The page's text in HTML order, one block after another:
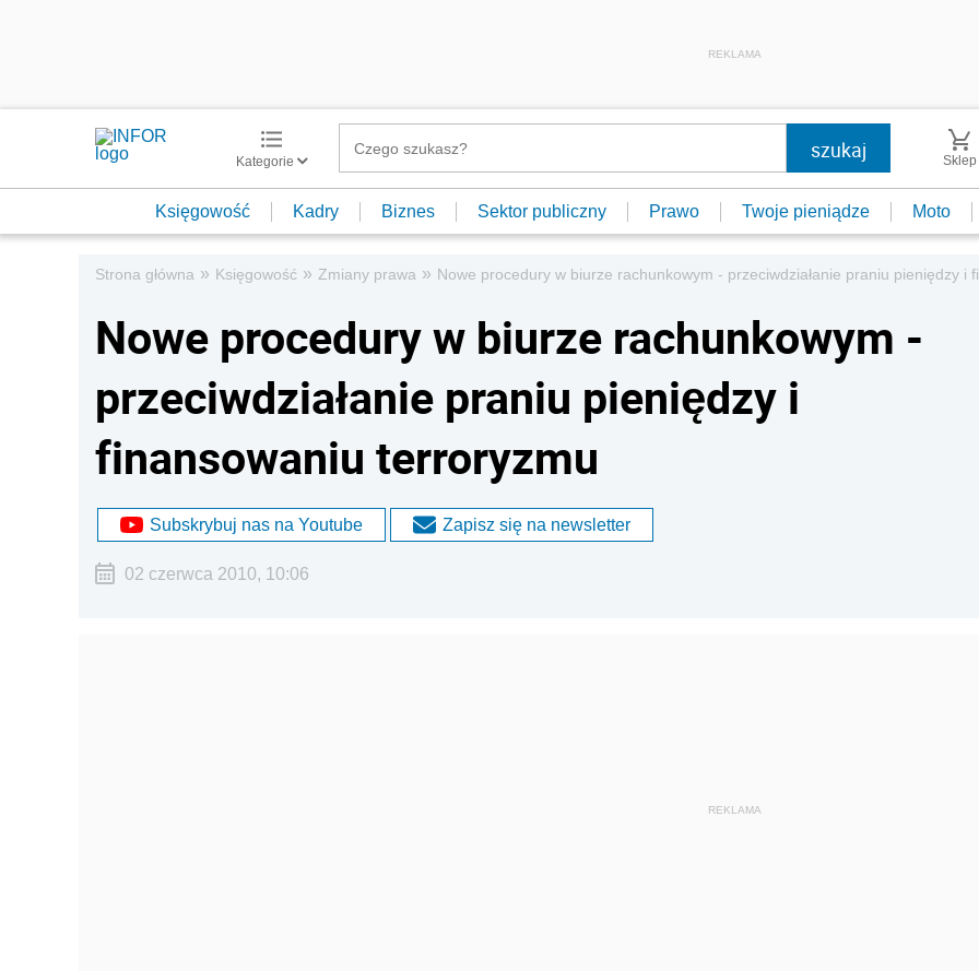
REKLAMA
Kategorie Sklep
Księgowość Kadry Biznes Sektor publiczny Prawo Twoje pieniądze Moto
Strona główna » Księgowość » Zmiany prawa » Nowe procedury w biurze rachunkowym - przeciwdziałanie praniu pieniędzy i
Nowe procedury w biurze rachunkowym -
przeciwdziałanie praniu pieniędzy i
finansowaniu terroryzmu
Subskrybuj nas na Youtube Zapisz się na newsletter
02 czerwca 2010, 10:06